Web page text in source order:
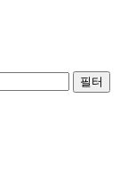
필터